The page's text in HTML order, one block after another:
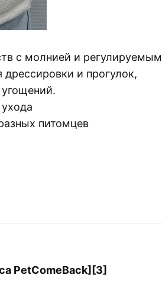
с молнией и регулируемым
и прогулок,
питомцев
PetComeBack][3]